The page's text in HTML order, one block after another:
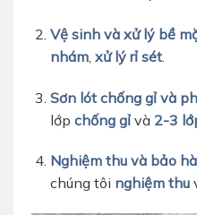
Vệ sinh và xử lý bề
nhám, xử lý rỉ sét.
Sơn lót chống gỉ và
lớp chống gỉvà 2-3
Nghiệm thu và bảo
chúng tôi nghiệm thu